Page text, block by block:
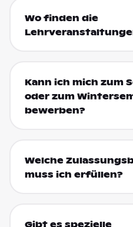
Wo finden die
Kann ich mich zum
oder zum
bewerben?
Welche
muss ich erfüllen?
Gibt es spezielle